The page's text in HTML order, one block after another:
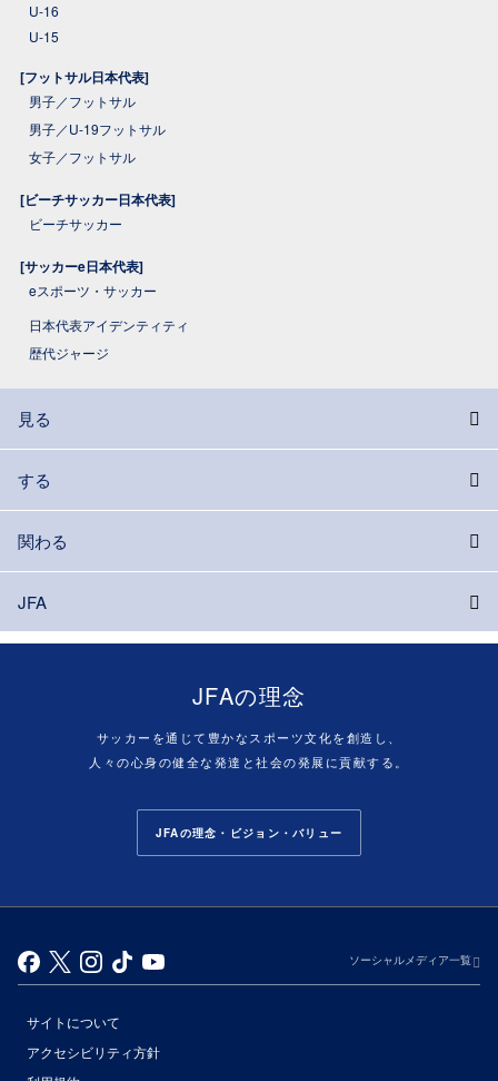
U-16
U-15
[フットサル日本代表]
男子／フットサル
男子／U-19フットサル
女子／フットサル
[ビーチサッカー日本代表]
ビーチサッカー
[サッカーe日本代表]
eスポーツ・サッカー
日本代表アイデンティティ
歴代ジャージ
見る
する
関わる
JFA
JFAの理念
サッカーを通じて豊かなスポーツ文化を創造し、
人々の心身の健全な発達と社会の発展に貢献する。
JFAの理念・ビジョン・バリュー
ソーシャルメディア一覧
サイトについて
アクセシビリティ方針